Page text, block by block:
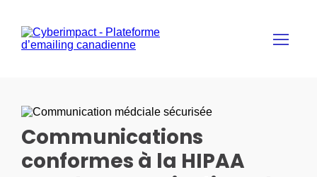
SÉCURITÉ
DOCUMENTS
Communications
conformes à la HIPAA